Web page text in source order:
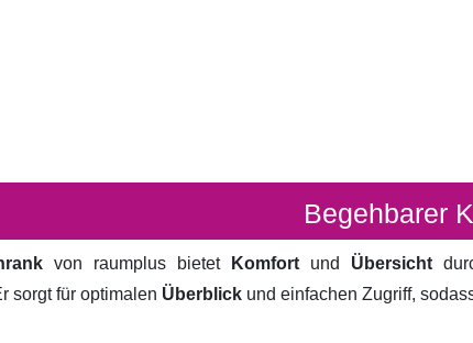
Begehbarer
von raumplus bietet Komfort und Übersicht
sorgt für optimalen Überblickund einfachen Zugriff,